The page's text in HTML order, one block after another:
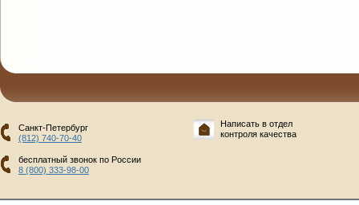
Санкт-Петербург
(812) 740-70-40
бесплатный звонок по России
8 (800) 333-98-00
Написать в отдел
контроля качества